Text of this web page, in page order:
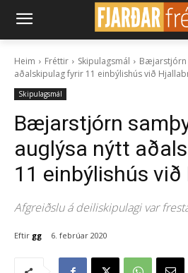
Heim Fréttir Skipulagsmál
Bæjarstjórn
aðalskipulag fyrir 11 einbýlishús við
Skipulagsmál
Bæjarstjórn
auglýsa nýtt
11 einbýlishús
Afgreiðslu á deiliskipulagi var
Eftir gg 6. febrúar 2020